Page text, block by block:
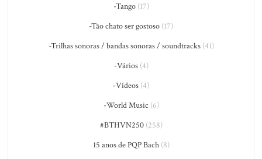
-Tango(17)
-Tão chato ser gostoso (17)
-Trilhas sonoras / bandas sonoras / soundtracks(41)
-Vários(4)
-Vídeos (4)
-World Music (6)
#BTHVN250(258)
15 anos de PQP Bach(8)